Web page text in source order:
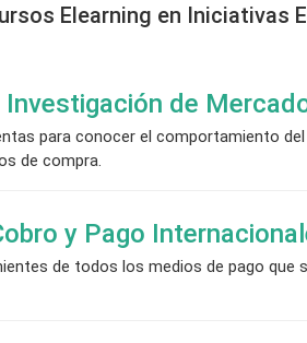
Elearning en Iniciativas
de
para conocer el comportamiento
de compra.
y Pago
de todos los medios de pago que